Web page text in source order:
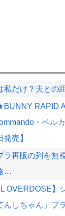
私だけ？夫との
RAPID
・ベル
売】
ラ再販の列を無
…
OVERDOSE】
んしちゃん」プ